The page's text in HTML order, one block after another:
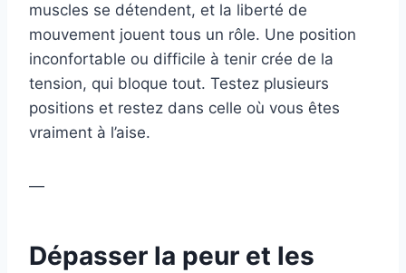
muscles se détendent, et la liberté de
mouvement jouent tous un rôle. Une position
inconfortable ou difficile à tenir crée de la
tension, qui bloque tout. Testez plusieurs
positions et restez dans celle où vous êtes
vraiment à l’aise.
—
Dépasser la peur et les